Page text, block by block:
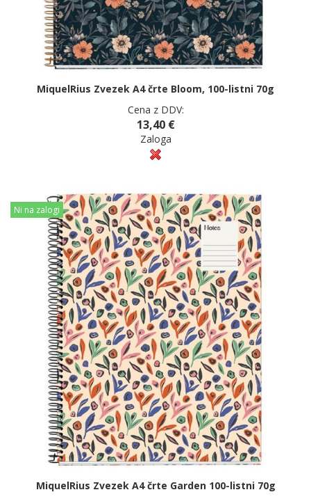
MiquelRius Zvezek A4 črte Bloom, 100-listni 70g
Cena z DDV:
13,40 €
Zaloga
Ni na zalogi
MiquelRius Zvezek A4 črte Garden 100-listni 70g